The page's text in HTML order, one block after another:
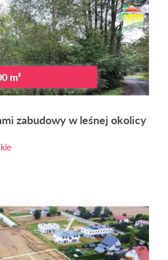
m²
zabudowy w leśnej okolicy